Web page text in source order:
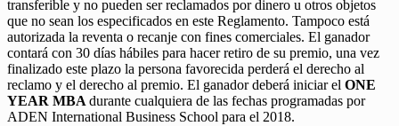
transferible y no pueden ser reclamados por dinero u otros objetos
que no sean los especificados en este Reglamento. Tampoco está
autorizada la reventa o recanje con fines comerciales. El ganador
contará con 30 días hábiles para hacer retiro de su premio, una vez
finalizado este plazo la persona favorecida perderá el derecho al
reclamo y el derecho al premio. El ganador deberá iniciar el ONE
YEAR MBA durante cualquiera de las fechas programadas por
ADEN International Business School para el 2018.